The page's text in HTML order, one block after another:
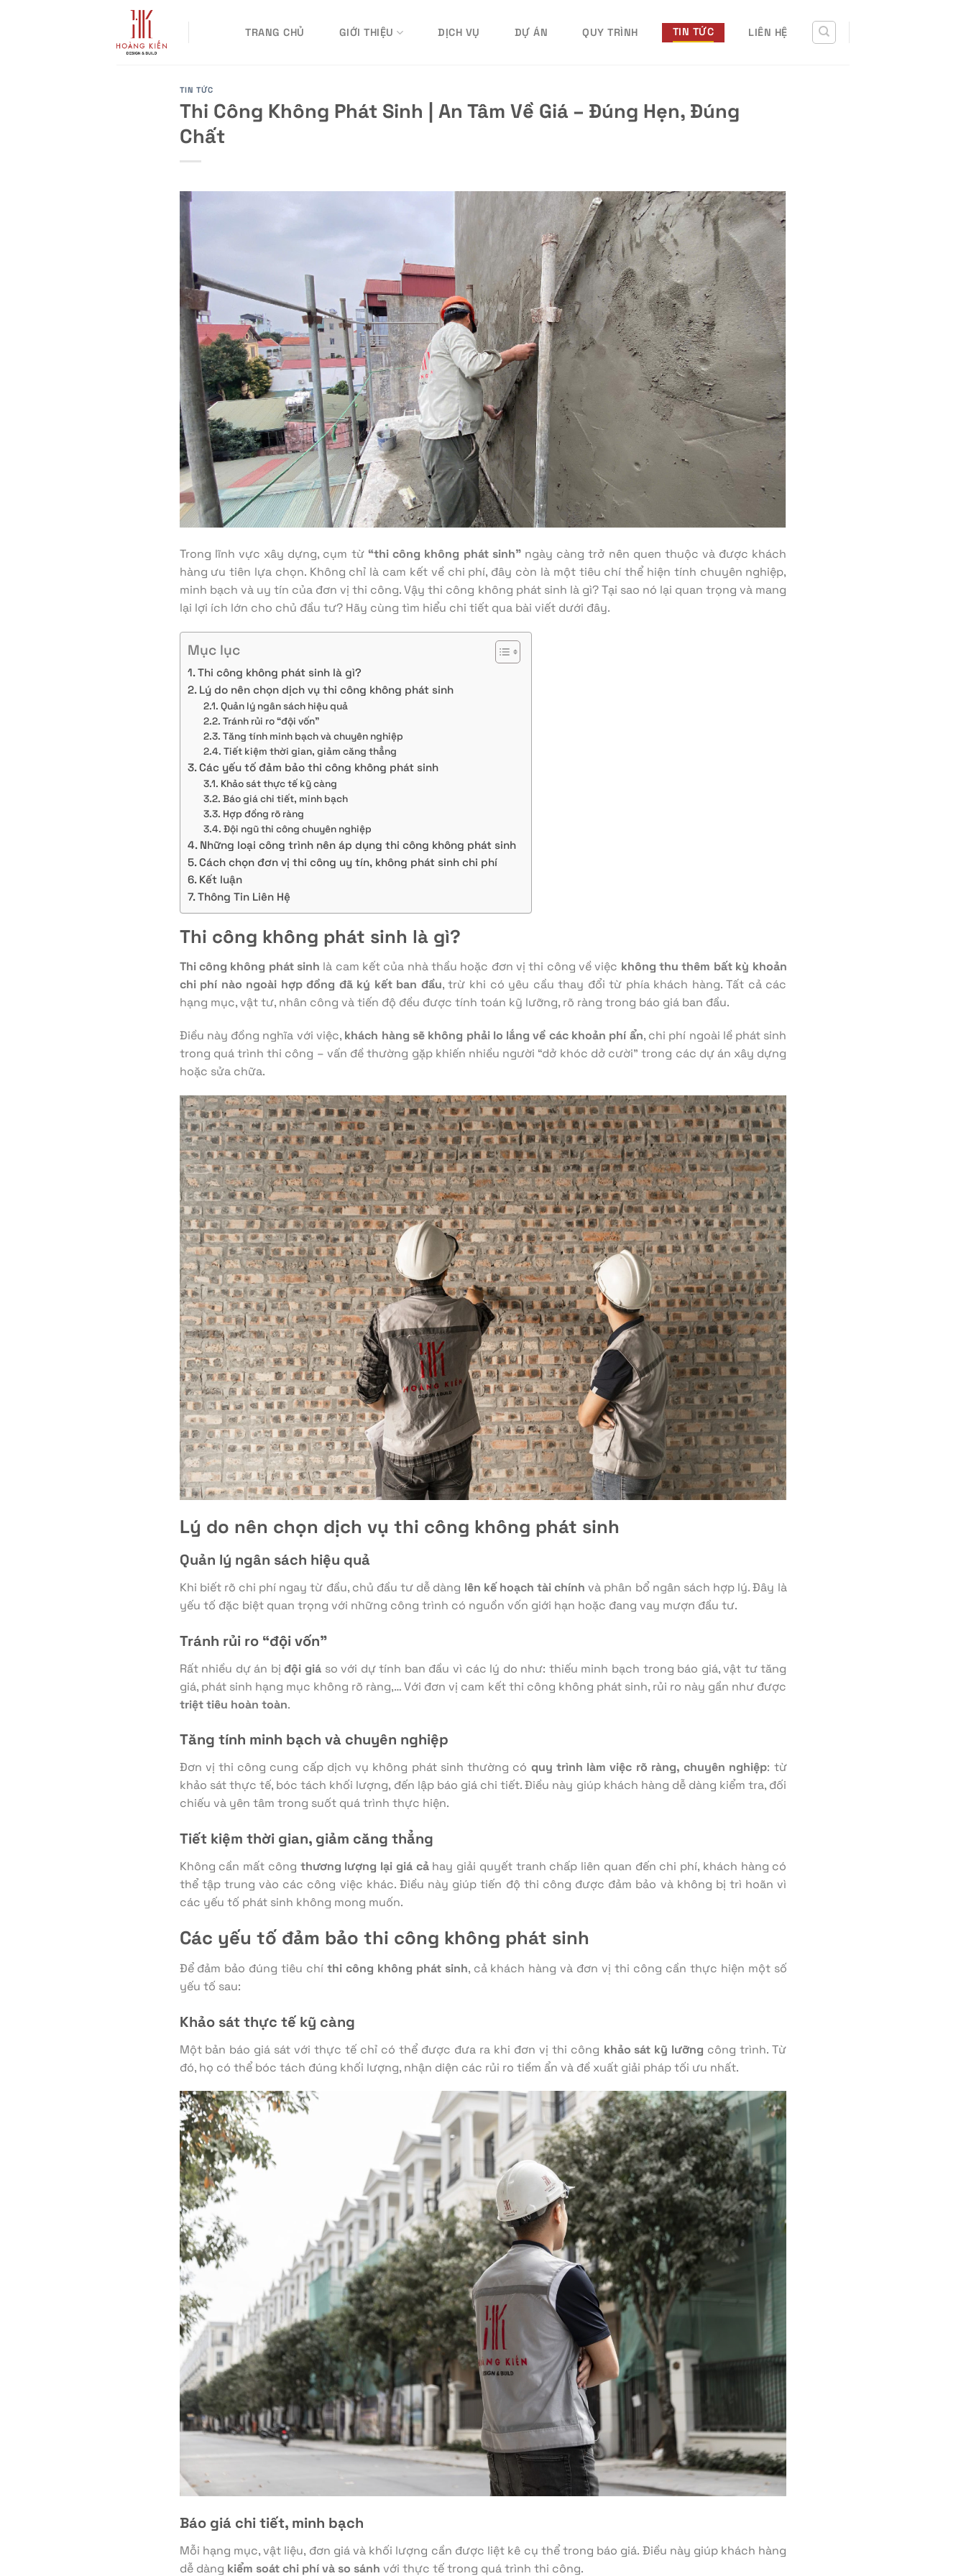
TRANG CHỦ GIỚI THIỆU DỊCH VỤ DỰ ÁN QUY TRÌNH TIN TỨC LIÊN HỆ
TIN TỨC
Thi Công Không Phát Sinh | An Tâm Về Giá – Đúng Hẹn, Đúng
Chất
Trong lĩnh vực xây dựng, cụm từ “thi công không phát sinh”ngày càng trở nên quen thuộc và được khách
hàng ưu tiên lựa chọn. Không chỉ là cam kết về chi phí, đây còn là một tiêu chí thể hiện tính chuyên nghiệp,
minh bạch và uy tín của đơn vị thi công. Vậy thi công không phát sinh là gì? Tại sao nó lại quan trọng và mang
lại lợi ích lớn cho chủ đầu tư? Hãy cùng tìm hiểu chi tiết qua bài viết dưới đây.
Mục lục
Thi công không phát sinh là gì?
Lý do nên chọn dịch vụ thi công không phát sinh
Quản lý ngân sách hiệu quả
Tránh rủi ro “đội vốn”
Tăng tính minh bạch và chuyên nghiệp
Tiết kiệm thời gian, giảm căng thẳng
Các yếu tố đảm bảo thi công không phát sinh
Khảo sát thực tế kỹ càng
Báo giá chi tiết, minh bạch
Hợp đồng rõ ràng
Đội ngũ thi công chuyên nghiệp
Những loại công trình nên áp dụng thi công không phát sinh
Cách chọn đơn vị thi công uy tín, không phát sinh chi phí
Kết luận
Thông Tin Liên Hệ
Thi công không phát sinh là gì?
Thi công không phát sinh là cam kết của nhà thầu hoặc đơn vị thi công về việc không thu thêm bất kỳ khoản
chi phí nào ngoài hợp đồng đã ký kết ban đầu, trừ khi có yêu cầu thay đổi từ phía khách hàng. Tất cả các
hạng mục, vật tư, nhân công và tiến độ đều được tính toán kỹ lưỡng, rõ ràng trong báo giá ban đầu.
Điều này đồng nghĩa với việc, khách hàng sẽ không phải lo lắng về các khoản phí ẩn, chi phí ngoài lề phát sinh
trong quá trình thi công – vấn đề thường gặp khiến nhiều người “dở khóc dở cười” trong các dự án xây dựng
hoặc sửa chữa.
Lý do nên chọn dịch vụ thi công không phát sinh
Quản lý ngân sách hiệu quả
Khi biết rõ chi phí ngay từ đầu, chủ đầu tư dễ dàng lên kế hoạch tài chính và phân bổ ngân sách hợp lý. Đây là
yếu tố đặc biệt quan trọng với những công trình có nguồn vốn giới hạn hoặc đang vay mượn đầu tư.
Tránh rủi ro “đội vốn”
Rất nhiều dự án bịđội giáso với dự tính ban đầu vì các lý do như: thiếu minh bạch trong báo giá, vật tư tăng
giá, phát sinh hạng mục không rõ ràng,… Với đơn vị cam kết thi công không phát sinh, rủi ro này gần như được
triệt tiêu hoàn toàn.
Tăng tính minh bạch và chuyên nghiệp
Đơn vị thi công cung cấp dịch vụ không phát sinh thường có quy trình làm việc rõ ràng, chuyên nghiệp: từ
khảo sát thực tế, bóc tách khối lượng, đến lập báo giá chi tiết. Điều này giúp khách hàng dễ dàng kiểm tra, đối
chiếu và yên tâm trong suốt quá trình thực hiện.
Tiết kiệm thời gian, giảm căng thẳng
Không cần mất công thương lượng lại giá cảhay giải quyết tranh chấp liên quan đến chi phí, khách hàng có
thể tập trung vào các công việc khác. Điều này giúp tiến độ thi công được đảm bảo và không bị trì hoãn vì
các yếu tố phát sinh không mong muốn.
Các yếu tố đảm bảo thi công không phát sinh
Để đảm bảo đúng tiêu chí thi công không phát sinh, cả khách hàng và đơn vị thi công cần thực hiện một số
yếu tố sau:
Khảo sát thực tế kỹ càng
Một bản báo giá sát với thực tế chỉ có thể được đưa ra khi đơn vị thi công khảo sát kỹ lưỡng công trình. Từ
đó, họ có thể bóc tách đúng khối lượng, nhận diện các rủi ro tiềm ẩn và đề xuất giải pháp tối ưu nhất.
Báo giá chi tiết, minh bạch
Mỗi hạng mục, vật liệu, đơn giá và khối lượng cần được liệt kê cụ thể trong báo giá. Điều này giúp khách hàng
dễ dàng kiểm soát chi phí và so sánh với thực tế trong quá trình thi công.